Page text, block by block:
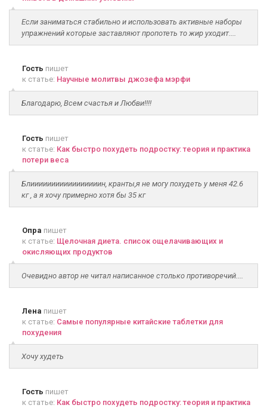
Если заниматься стабильно и использовать активные наборы
упражнений которые заставляют пропотеть то жир уходит....
Гость пишет
к статье: Научные молитвы джозефа мэрфи
Благодарю, Всем счастья и Любви!!!!
Гость пишет
к статье: Как быстро похудеть подростку: теория и практика
потери веса
Блииииииииииииииииин, кранты,я не могу похудеть у меня 42.6
кг , а я хочу примерно хотя бы 35 кг
Опра пишет
к статье: Щелочная диета. список ощелачивающих и
окисляющих продуктов
Очевидно автор не читал написанное столько противоречий....
Лена пишет
к статье: Самые популярные китайские таблетки для
похудения
Хочу худеть
Гость пишет
к статье: Как быстро похудеть подростку: теория и практика